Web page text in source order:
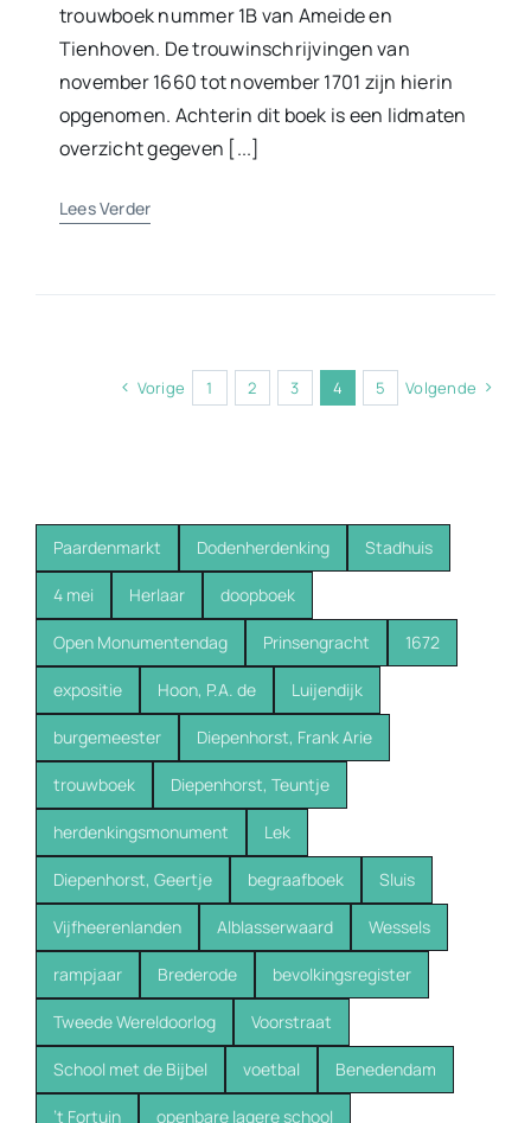
trouwboek nummer 1B van Ameide en
Tienhoven. De trouwinschrijvingen van
november 1660 tot november 1701 zijn hierin
opgenomen. Achterin dit boek is een lidmaten
overzicht gegeven [...]
Lees Verder
Vorige 1 2 3 4 5 Volgende
Paardenmarkt Dodenherdenking Stadhuis
4 mei Herlaar doopboek
Open Monumentendag Prinsengracht 1672
expositie Hoon, P.A. de Luijendijk
burgemeester Diepenhorst, Frank Arie
trouwboek Diepenhorst, Teuntje
herdenkingsmonument Lek
Diepenhorst, Geertje begraafboek Sluis
Vijfheerenlanden Alblasserwaard Wessels
rampjaar Brederode bevolkingsregister
Tweede Wereldoorlog Voorstraat
School met de Bijbel voetbal Benedendam
’t Fortuin openbare lagere school